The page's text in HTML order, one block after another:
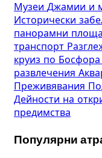
Музеи Джамии и
Исторически
панорамни
транспорт
круиз по Босфора
развлечения
Преживявания
Дейности на
предимства
Популярни